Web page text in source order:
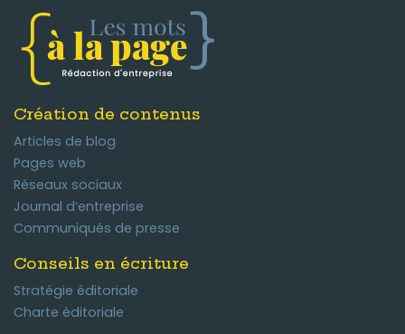
Création de contenus
Articles de blog
Pages web
Réseaux sociaux
Journal d’entreprise
Communiqués de presse
Conseils en écriture
Stratégie éditoriale
Charte éditoriale